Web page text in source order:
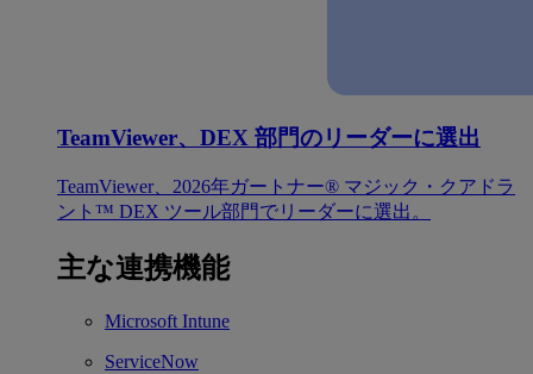
TeamViewer、DEX 部門のリーダーに選出
TeamViewer、2026年ガートナー® マジック・クアドラ
ント™ DEX ツール部門でリーダーに選出。
主な連携機能
Microsoft Intune
ServiceNow